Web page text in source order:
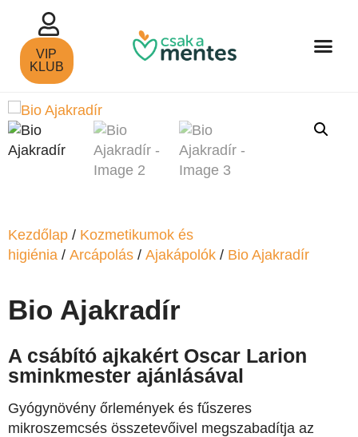
VIP
KLUB
Kezdőlap / Kozmetikumok és
higiénia / Arcápolás / Ajakápolók / Bio Ajakradír
Bio Ajakradír
A csábító ajkakért Oscar Larion
sminkmester ajánlásával
Gyógynövény őrlemények és fűszeres
mikroszemcsés összetevőivel megszabadítja az